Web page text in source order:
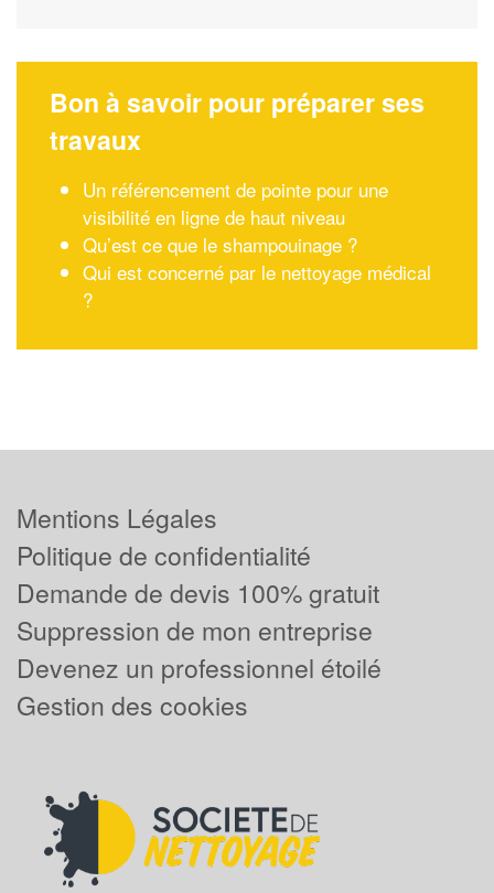
Bon à savoir pour préparer ses
travaux
Un référencement de pointe pour une
visibilité en ligne de haut niveau
Qu’est ce que le shampouinage ?
Qui est concerné par le nettoyage médical
?
Mentions Légales
Politique de confidentialité
Demande de devis 100% gratuit
Suppression de mon entreprise
Devenez un professionnel étoilé
Gestion des cookies